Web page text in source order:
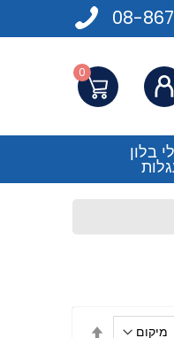
08-
0
בלון